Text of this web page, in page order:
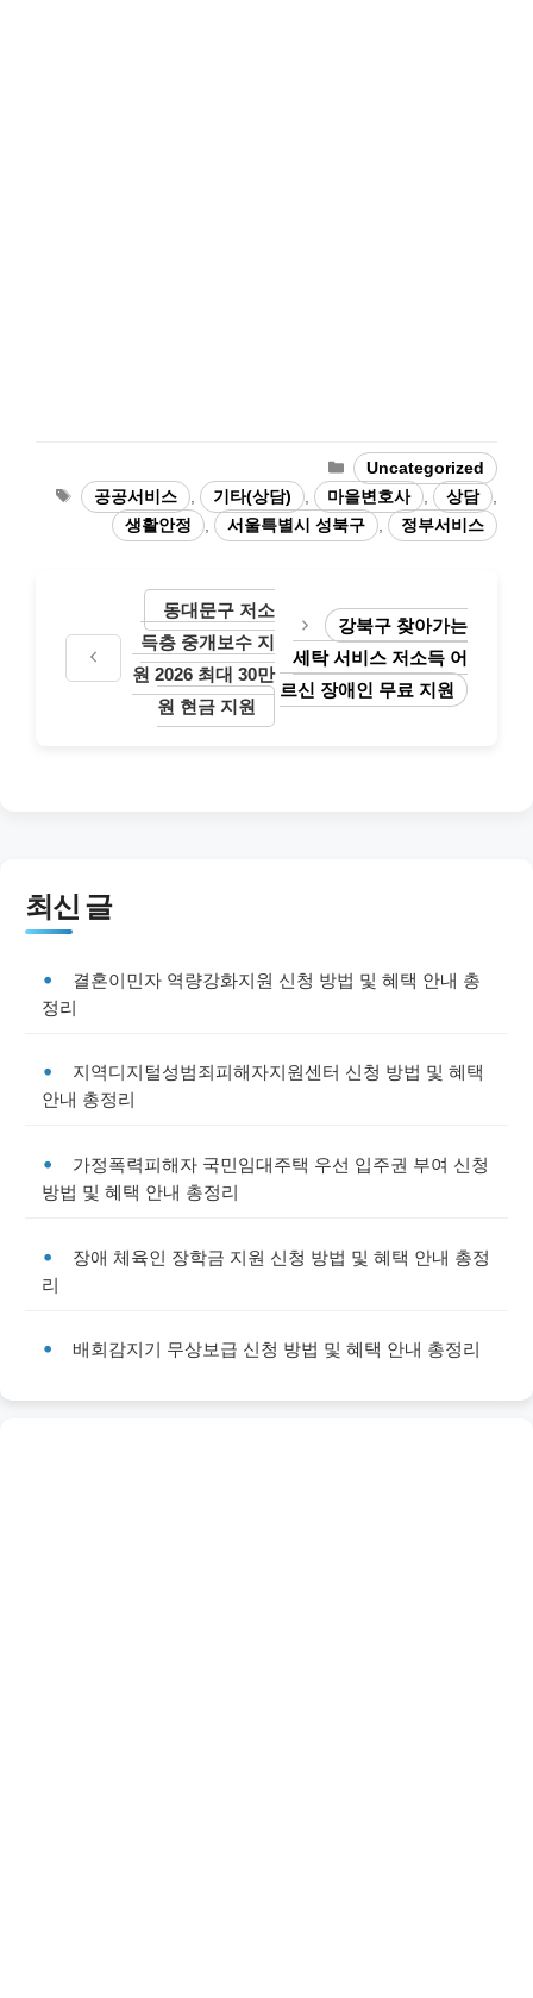
카
테
고
리
Uncategorized
태
그
공공서비스 기타(상담) 마을변호사 상담
생활안정
서울특별시 성북구 정부서비스
동대문구 저소
득층 중개보수 지
원 2026 최대 30만
원 현금 지원
강북구 찾아가는
세탁 서비스 저소득 어
르신 장애인 무료 지원
최신 글
결혼이민자 역량강화지원 신청 방법 및 혜택 안내 총
정리
지역디지털성범죄피해자지원센터 신청 방법 및 혜택
안내 총정리
가정폭력피해자 국민임대주택 우선 입주권 부여 신청
방법 및 혜택 안내 총정리
장애 체육인 장학금 지원 신청 방법 및 혜택 안내 총정
리
배회감지기 무상보급 신청 방법 및 혜택 안내 총정리